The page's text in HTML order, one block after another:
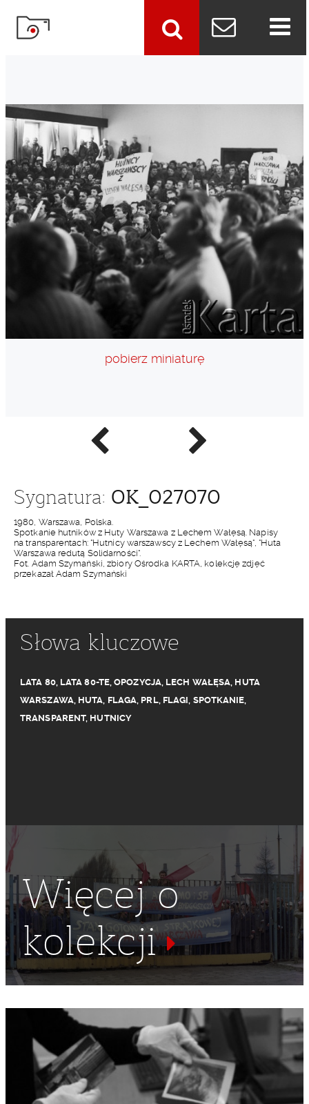
Poprzednie
zdjęcie
Następne
zdjęcie
pobierz miniaturę
Sygnatura: OK_027070
1980, Warszawa, Polska.
Spotkanie hutników z Huty Warszawa z Lechem Wałęsą. Napisy
na transparentach: "Hutnicy warszawscy z Lechem Wałęsą", "Huta
Warszawa redutą Solidarności".
Fot. Adam Szymański, zbiory Ośrodka KARTA, kolekcję zdjęć
przekazał Adam Szymański
Słowa kluczowe
LATA 80, LATA 80-TE,OPOZYCJA, LECH WAŁĘSA, HUTA
WARSZAWA, HUTA, FLAGA, PRL, FLAGI, SPOTKANIE,
TRANSPARENT, HUTNICY
Więcej o
kolekcji